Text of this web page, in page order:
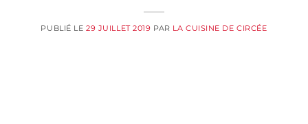
PUBLIÉ LE29 JUILLET 2019 PAR LA CUISINE DE CIRCÉE